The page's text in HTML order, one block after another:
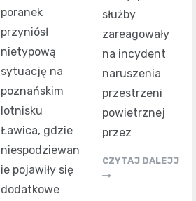
poranek
przyniósł
nietypową
sytuację na
poznańskim
lotnisku
Ławica, gdzie
niespodziewan
ie pojawiły się
dodatkowe
służby
zareagowały
na incydent
naruszenia
przestrzeni
powietrznej
przez
CZYTAJ DALEJJ